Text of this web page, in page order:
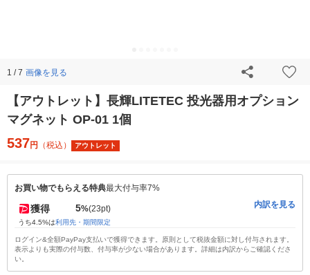
1 / 7 画像を見る
【アウトレット】長輝LITETEC 投光器用オプション
マグネット OP-01 1個
537円 （税込） アウトレット
お買い物でもらえる特典最大付与率7%
獲得 5%(23pt)
うち4.5%は利用先・期間限定
内訳を見る
ログイン&全額PayPay支払いで獲得できます。原則として税抜金額に対し付与されます。
表示よりも実際の付与数、付与率が少ない場合があります。詳細は内訳からご確認くださ
い。